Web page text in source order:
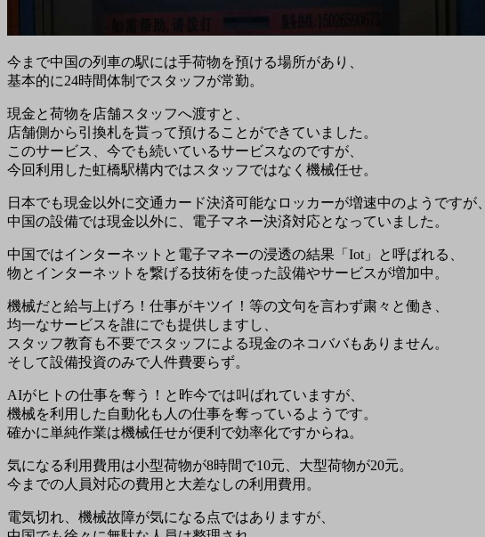
今まで中国の列車の駅には手荷物を預ける場所があり、
基本的に24時間体制でスタッフが常勤。
現金と荷物を店舗スタッフへ渡すと、
店舗側から引換札を貰って預けることができていました。
このサービス、今でも続いているサービスなのですが、
今回利用した虹橋駅構内ではスタッフではなく機械任せ。
日本でも現金以外に交通カード決済可能なロッカーが増速中のようですが、
中国の設備では現金以外に、電子マネー決済対応となっていました。
中国ではインターネットと電子マネーの浸透の結果「Iot」と呼ばれる、
物とインターネットを繋げる技術を使った設備やサービスが増加中。
機械だと給与上げろ！仕事がキツイ！等の文句を言わず粛々と働き、
均一なサービスを誰にでも提供しますし、
スタッフ教育も不要でスタッフによる現金のネコババもありません。
そして設備投資のみで人件費要らず。
AIがヒトの仕事を奪う！と昨今では叫ばれていますが、
機械を利用した自動化も人の仕事を奪っているようです。
確かに単純作業は機械任せが便利で効率化ですからね。
気になる利用費用は小型荷物が8時間で10元、大型荷物が20元。
今までの人員対応の費用と大差なしの利用費用。
電気切れ、機械故障が気になる点ではありますが、